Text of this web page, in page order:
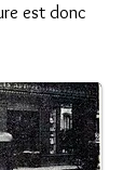
est donc